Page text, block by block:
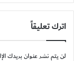
اترك تعليقاً
لن يتم نشر عنوان بريدك